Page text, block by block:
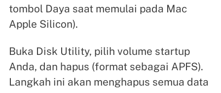
tombol Daya saat memulai pada Mac
Apple Silicon).
Buka Disk Utility, pilih volume startup
Anda, dan hapus (format sebagai APFS).
Langkah ini akan menghapus semua data